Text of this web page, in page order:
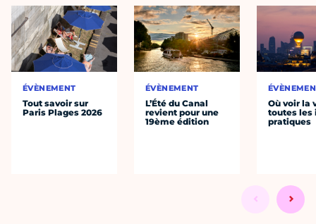
ÉVÈNEMENT
Tout savoir sur
Paris Plages 2026
ÉVÈNEMENT
L’Été du Canal
revient pour une
19ème édition
Où voir la
toutes les
pratiques